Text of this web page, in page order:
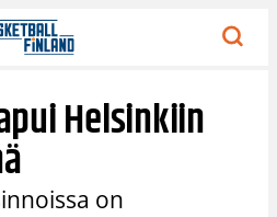
Helsinkiin
on